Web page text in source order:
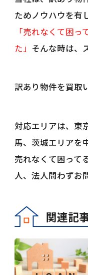
ためノウハウを有
「売れなくて困
た」 そんな時は、
訳あり物件を買取
対応エリアは、東
馬、茨城エリアを
売れなくて困って
人、法人問わずお
関連記